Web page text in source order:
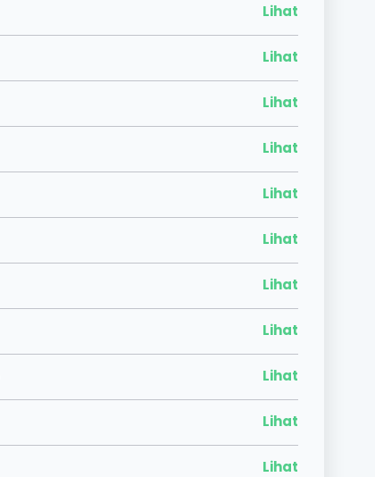
Lihat
Lihat
Lihat
Lihat
Lihat
Lihat
Lihat
Lihat
Lihat
Lihat
Lihat